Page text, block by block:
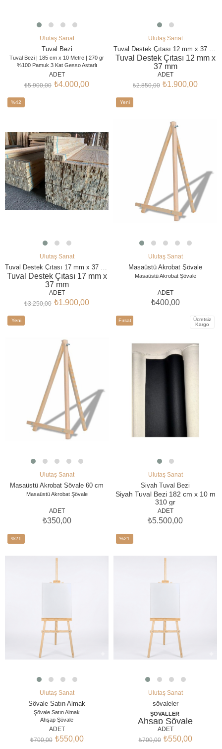
SEPETE EKLE
Ulutaş Sanat
Tuval Bezi
Tuval Bezi | 185 cm x 10 Metre | 270 gr
%100 Pamuk 3 Kat Gesso Astarlı
185 cm x 10 metre 270 gr %100 pamuk
, profesyonel ressamlar, sanat
atölyeleri, güzel sanatlar öğrencileri ve
resim yüzeyidir. 3 kat gesso astarlı yapısı
ADET
₺4.000,00
₺5.900,00
SEPETE EKLE
Ulutaş Sanat
Tuval Destek Çıtası 12 mm x
37 mm
Şase Destek Çıtası 24 adet
2,5 metre boy
ADET
₺1.900,00
₺2.850,00
SEPETE EKLE
%42
Ulutaş Sanat
Tuval Destek Çıtası 17 mm x
37 mm
Şase Destek Çıtası 20 adet
2,5 metre boy
ADET
₺1.900,00
₺3.250,00
SEPETE EKLE
Yeni
Ulutaş Sanat
Masaüstü Akrobat Şövale
Masaüstü Akrobat Şövale
ADET
₺400,00
SEPETE EKLE
Yeni
Ulutaş Sanat
Masaüstü Akrobat Şövale 60 cm
Masaüstü Akrobat Şövale
ADET
₺350,00
SEPETE EKLE
Fırsat
Ücretsiz
Kargo
Ulutaş Sanat
Siyah Tuval Bezi
Siyah Tuval Bezi 182 cm x 10 m
310 gr
Siyah Tuval Bezi | Profesyonel
Resim Tuvali Fiyatları
✔️ 300-320 gr İnce
✔️ Boya emilimini dengeler
✔️ Büyük boy çalışmalar için
ideal
canvas cloth art roll black
ADET
₺5.500,00
SEPETE EKLE
%21
Ulutaş Sanat
Şövale Satın Almak
Şövale Satın Almak
Ahşap Şövale
Şövale Fiyat
Şövale Ladin
ADET
₺550,00
₺700,00
SEPETE EKLE
%21
Ulutaş Sanat
şövaleler
ŞÖVALLER
Ahşap Şövale
Şövale Fiyat
ADET
₺550,00
₺700,00